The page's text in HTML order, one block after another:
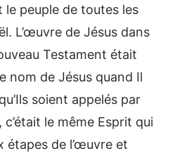
le peuple de toutes les
L’œuvre de Jésus dans
Testament était
nom de Jésus quand Il
soient appelés par
le même Esprit qui
étapes de l’œuvre et